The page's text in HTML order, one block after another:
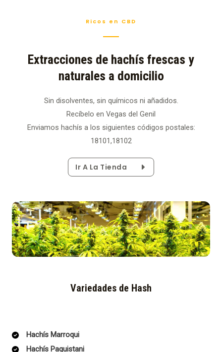
Ricos en CBD
Extracciones de hachís frescas y
naturales a domicilio
Sin disolventes, sin químicos ni añadidos.
Recíbelo en Vegas del Genil
Enviamos hachís a los siguientes códigos postales:
18101,18102
Ir A La Tienda
Variedades de Hash
Hachís Marroqui
Hachís Paquistani